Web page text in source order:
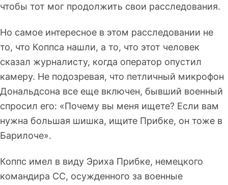
чтобы тот мог продолжить свои расследования.
Но самое интересное в этом расследовании не
то, что Коппса нашли, а то, что этот человек
сказал журналисту, когда оператор опустил
камеру. Не подозревая, что петличный микрофон
Дональдсона все еще включен, бывший военный
спросил его: «Почему вы меня ищете? Если вам
нужна большая шишка, ищите Прибке, он тоже в
Барилоче».
Коппс имел в виду Эриха Прибке, немецкого
командира СС, осужденного за военные